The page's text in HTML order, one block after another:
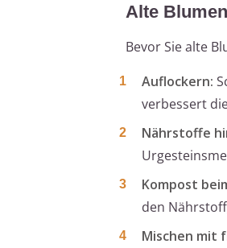
Alte
Bevor Sie alte
Auflockern:
verbessert
Nährstoffe
Kompost
den
Mischen mit